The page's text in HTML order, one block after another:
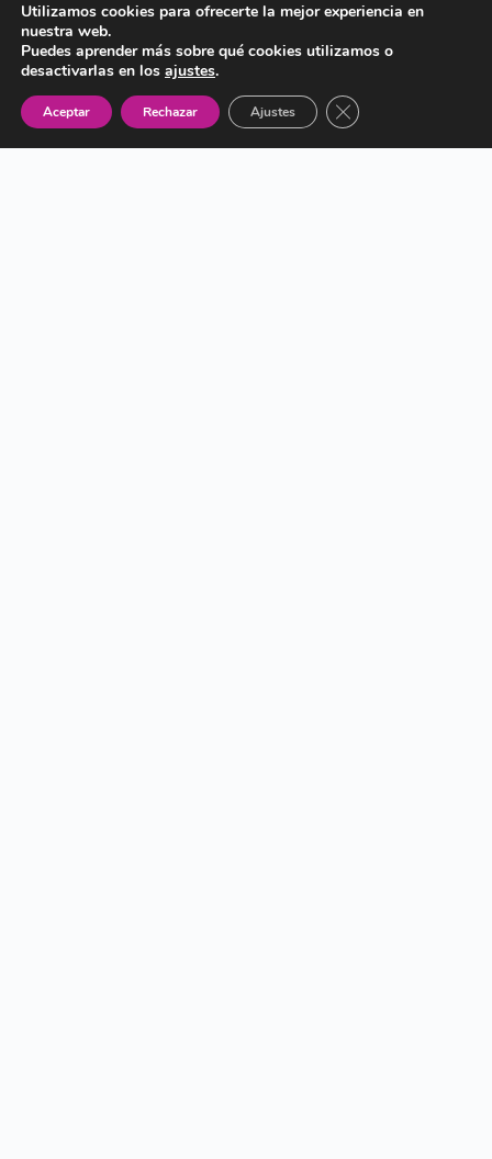
Utilizamos cookies para ofrecerte la mejor experiencia en
nuestra web.
Puedes aprender más sobre qué cookies utilizamos o
desactivarlas en los ajustes.
Aceptar Rechazar Ajustes Cerrar el banner de